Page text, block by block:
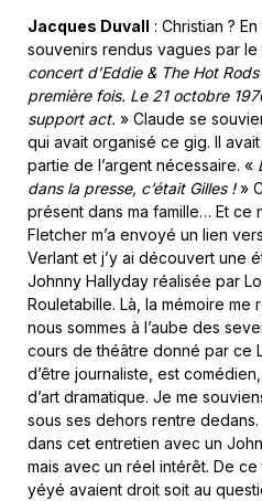
Jacques Duvall : Christian ?
souvenirs rendus vagues par le
concert d’Eddie & The Hot
première fois. Le 21 octobre
support act. » Claude se
qui avait organisé ce gig. Il
partie de l’argent nécessaire. «
dans la presse, c’était Gilles !»
présent dans ma famille… Et ce
Fletcher m’a envoyé un lien
Verlant et j’y ai découvert une
Johnny Hallyday réalisée par
Rouletabille. Là, la mémoire me
nous sommes à l’aube des
cours de théâtre donné par ce
d’être journaliste, est
d’art dramatique. Je me
sous ses dehors rentre dedans.
dans cet entretien avec un
mais avec un réel intérêt. De
yéyé avaient droit soit au